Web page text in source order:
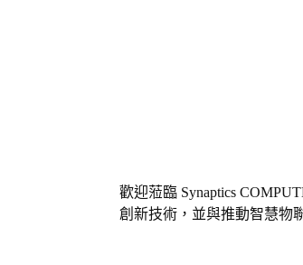
歡迎蒞臨 Synaptics
創新技術，並與推動智慧物